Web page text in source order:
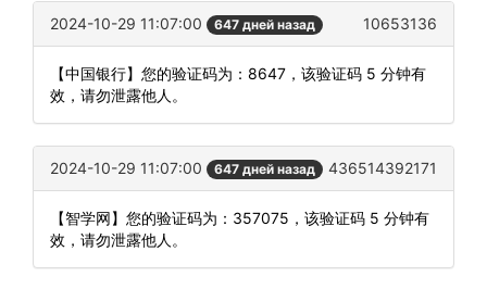
2024-10-29 11:07:00 647 дней назад 10653136
【中国银行】您的验证码为：8647，该验证码 5 分钟有
效，请勿泄露他人。
2024-10-29 11:07:00 647 дней назад 436514392171
【智学网】您的验证码为：357075，该验证码 5 分钟有
效，请勿泄露他人。